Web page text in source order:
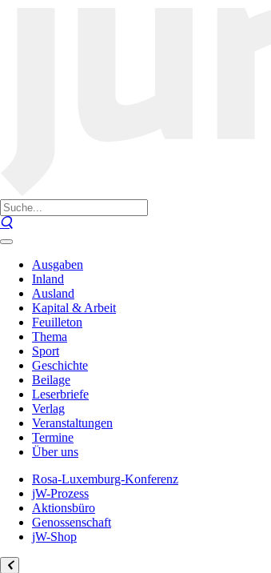
Ausgaben
Inland
Ausland
Kapital & Arbeit
Feuilleton
Thema
Sport
Geschichte
Beilage
Leserbriefe
Verlag
Veranstaltungen
Termine
Über uns
Rosa-Luxemburg-Konferenz
jW-Prozess
Aktionsbüro
Genossenschaft
jW-Shop